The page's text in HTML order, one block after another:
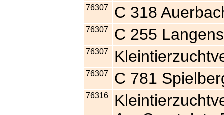
76307 C 318
76307 C 255
76307
76307 C 781
76316